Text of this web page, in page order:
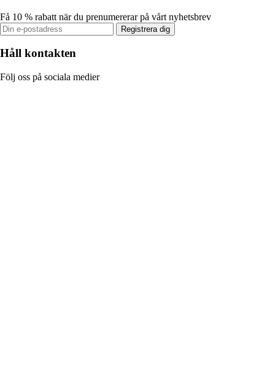
Få 10 % rabatt när du prenumererar på vårt nyhetsbrev
Registrera dig
Håll kontakten
Följ oss på sociala medier